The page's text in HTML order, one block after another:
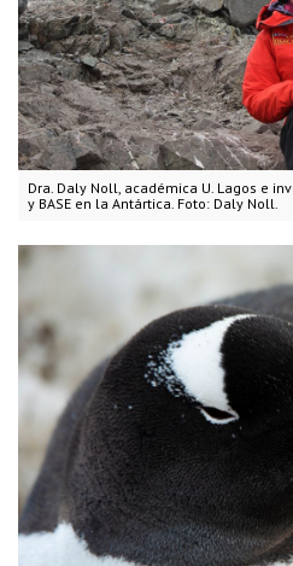
Dra. Daly Noll, académica U. Lagos e
y BASE en la Antártica. Foto: Daly Noll.